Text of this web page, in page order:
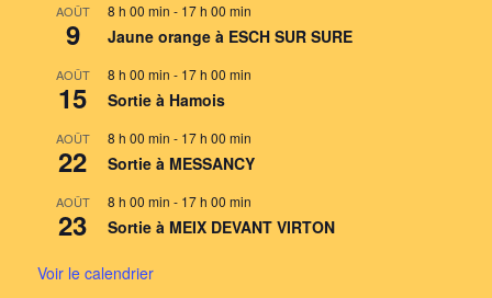
AOÛT
9
8 h 00 min - 17 h 00 min
Jaune orange à ESCH SUR SURE
AOÛT
15
8 h 00 min - 17 h 00 min
Sortie à Hamois
AOÛT
22
8 h 00 min - 17 h 00 min
Sortie à MESSANCY
AOÛT
23
8 h 00 min - 17 h 00 min
Sortie à MEIX DEVANT VIRTON
Voir le calendrier